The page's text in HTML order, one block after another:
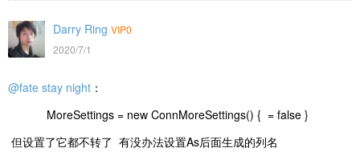
Darry Ring VIP0
2020/7/1
@fate stay night ：
MoreSettings = new ConnMoreSettings() { = false }
但设置了它都不转了 有没办法设置As后面生成的列名